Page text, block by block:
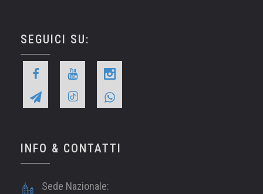
SEGUICI SU:
INFO & CONTATTI
Sede Nazionale: